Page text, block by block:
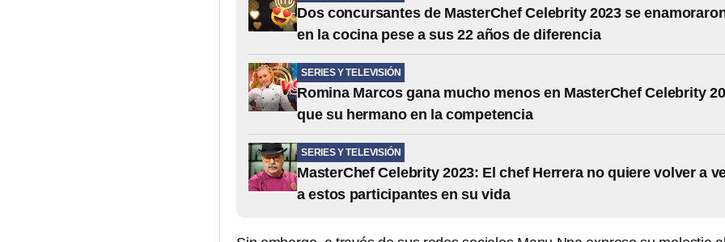
Dos concursantes de MasterChef Celebrity 2023 se
en la cocina pese a sus 22 años de diferencia
SERIES Y TELEVISIÓN
Romina Marcos gana mucho menos en MasterChef Celebrity
que su hermano en la competencia
SERIES Y TELEVISIÓN
MasterChef Celebrity 2023: El chef Herrera no quiere volver a
a estos participantes en su vida